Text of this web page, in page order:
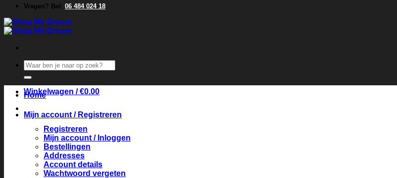
Vragen? Bel: 06 484 024 18
Zoeken
naar:
Winkelwagen /€0.00
Home
Mijn account / Registreren
Registreren
Mijn account / Inloggen
Bestellingen
Addresses
Account details
Wachtwoord vergeten